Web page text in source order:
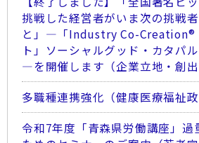
挑戦した経営者がいま次の挑戦
と」―「Industry Co-Creation®
ト」ソーシャルグッド・カタパ
―を開催します（企業立地・創出
多職種連携強化（健康医療福祉政
令和7年度「青森県労働講座」過